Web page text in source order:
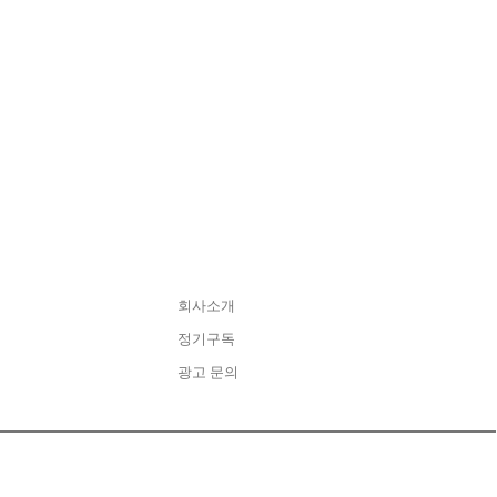
회사소개
정기구독
광고 문의